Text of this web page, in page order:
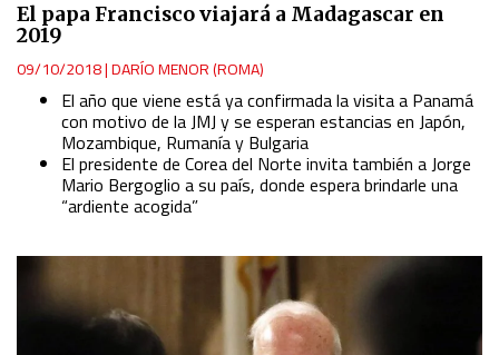
El papa Francisco viajará a Madagascar en
2019
09/10/2018|DARÍO MENOR (ROMA)
El año que viene está ya confirmada la visita a Panamá
con motivo de la JMJ y se esperan estancias en Japón,
Mozambique, Rumanía y Bulgaria
El presidente de Corea del Norte invita también a Jorge
Mario Bergoglio a su país, donde espera brindarle una
“ardiente acogida”